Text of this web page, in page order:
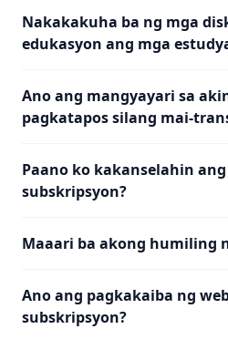
Nakakakuha ba ng mga
edukasyon ang mga
Ano ang mangyayari sa
pagkatapos silang mai-
Paano ko kakanselahin
subskripsyon?
Maaari ba akong humiling
Ano ang pagkakaiba ng
subskripsyon?